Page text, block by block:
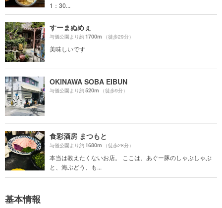
1：30...
すーまぬめぇ
与儀公園より約1700m （徒歩29分）
美味しいです
OKINAWA SOBA EIBUN
与儀公園より約520m （徒歩9分）
食彩酒房 まつもと
与儀公園より約1680m （徒歩28分）
本当は教えたくないお店。 ここは、あぐー豚のしゃぶしゃぶ
と、海ぶどう、も...
基本情報